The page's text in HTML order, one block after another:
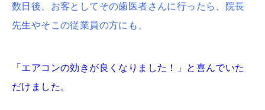
数日後、お客としてその歯医者さんに行ったら、院長
先生やそこの従業員の方にも、
「エアコンの効きが良くなりました！」と喜んでいた
だけました。